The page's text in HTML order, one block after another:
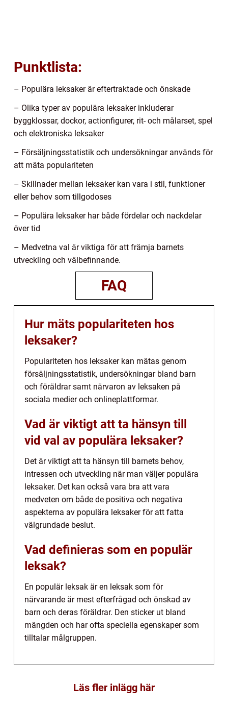
Punktlista:
– Populära leksaker är eftertraktade och önskade
– Olika typer av populära leksaker inkluderar
byggklossar, dockor, actionfigurer, rit- och målarset, spel
och elektroniska leksaker
– Försäljningsstatistik och undersökningar används för
att mäta populariteten
– Skillnader mellan leksaker kan vara i stil, funktioner
eller behov som tillgodoses
– Populära leksaker har både fördelar och nackdelar
över tid
– Medvetna val är viktiga för att främja barnets
utveckling och välbefinnande.
FAQ
Hur mäts populariteten hos
leksaker?
Populariteten hos leksaker kan mätas genom
försäljningsstatistik, undersökningar bland barn
och föräldrar samt närvaron av leksaken på
sociala medier och onlineplattformar.
Vad är viktigt att ta hänsyn till
vid val av populära leksaker?
Det är viktigt att ta hänsyn till barnets behov,
intressen och utveckling när man väljer populära
leksaker. Det kan också vara bra att vara
medveten om både de positiva och negativa
aspekterna av populära leksaker för att fatta
välgrundade beslut.
Vad definieras som en populär
leksak?
En populär leksak är en leksak som för
närvarande är mest efterfrågad och önskad av
barn och deras föräldrar. Den sticker ut bland
mängden och har ofta speciella egenskaper som
tilltalar målgruppen.
Läs fler inlägg här